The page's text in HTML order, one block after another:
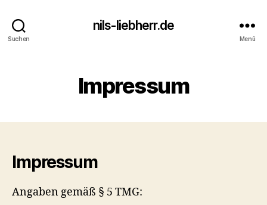
Suchen
nils-liebherr.de
Menü
Impressum
Impressum
Angaben gemäß § 5 TMG: